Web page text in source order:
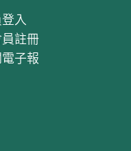
入
註冊
子報